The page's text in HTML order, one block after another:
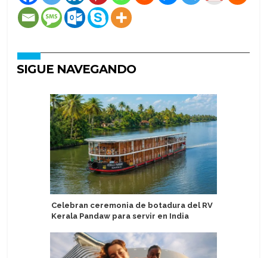
SIGUE NAVEGANDO
Celebran ceremonia de botadura del RV
Kerala Pandaw para servir en India